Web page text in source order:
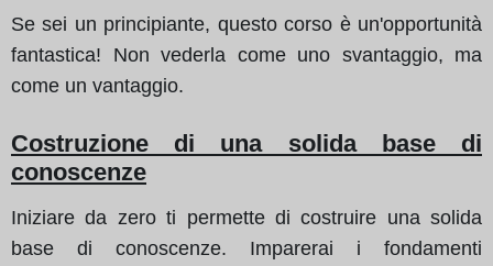
Se sei un principiante, questo corso è un'opportunità
fantastica! Non vederla come uno svantaggio, ma
come un vantaggio.
Costruzione di una solida base di
conoscenze
Iniziare da zero ti permette di costruire una solida
base di conoscenze. Imparerai i fondamenti